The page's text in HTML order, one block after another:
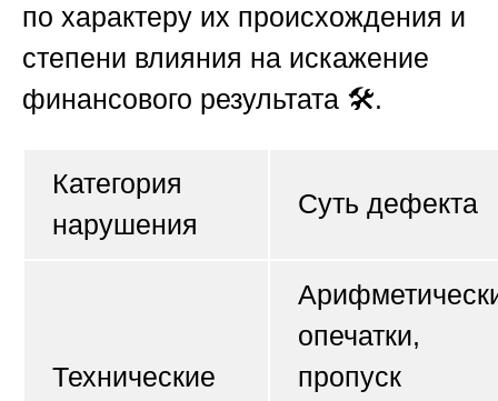
по характеру их происхождения и
степени влияния на искажение
финансового результата 🛠️.
Категория
нарушения
Суть дефекта
Технические
опечатки,
пропуск